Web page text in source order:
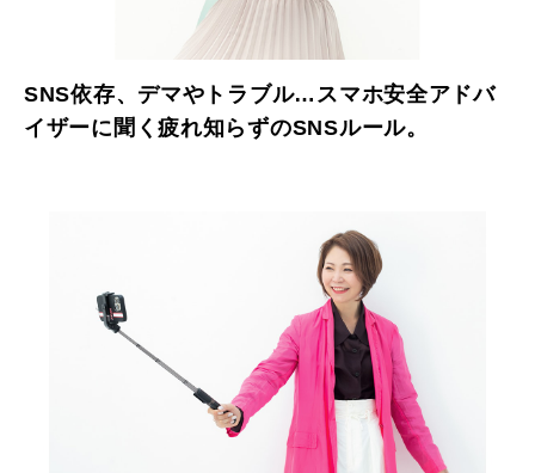
SNS依存、デマやトラブル…スマホ安全アドバ
イザーに聞く疲れ知らずのSNSルール。